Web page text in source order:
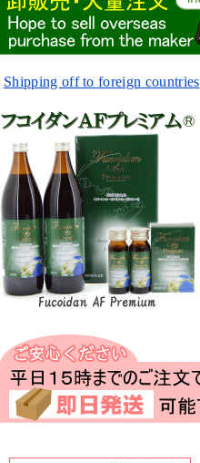
Shipping off to foreign countries